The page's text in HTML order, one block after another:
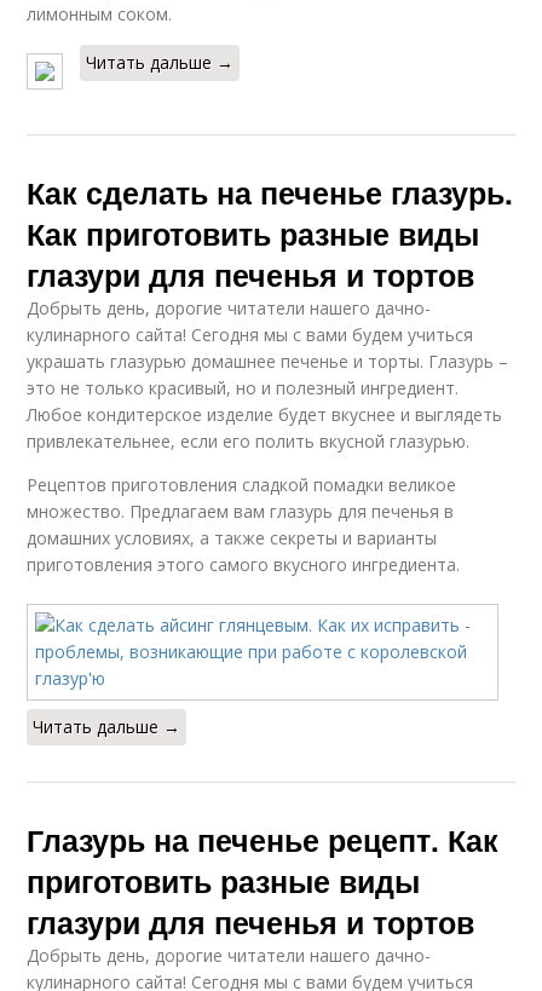
лимонным соком.
Читать дальше →
Как сделать на печенье глазурь.
Как приготовить разные виды
глазури для печенья и тортов
Добрыть день, дорогие читатели нашего дачно-
кулинарного сайта! Сегодня мы с вами будем учиться
украшать глазурью домашнее печенье и торты. Глазурь –
это не только красивый, но и полезный ингредиент.
Любое кондитерское изделие будет вкуснее и выглядеть
привлекательнее, если его полить вкусной глазурью.
Рецептов приготовления сладкой помадки великое
множество. Предлагаем вам глазурь для печенья в
домашних условиях, а также секреты и варианты
приготовления этого самого вкусного ингредиента.
Читать дальше →
Глазурь на печенье рецепт. Как
приготовить разные виды
глазури для печенья и тортов
Добрыть день, дорогие читатели нашего дачно-
кулинарного сайта! Сегодня мы с вами будем учиться